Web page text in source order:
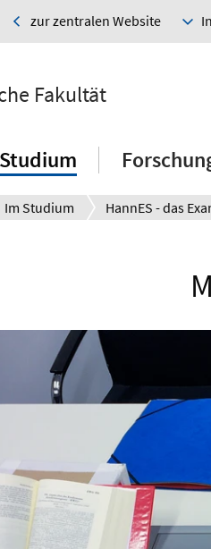
zur zentralen Website
Fakultät
Studium
Im Studium